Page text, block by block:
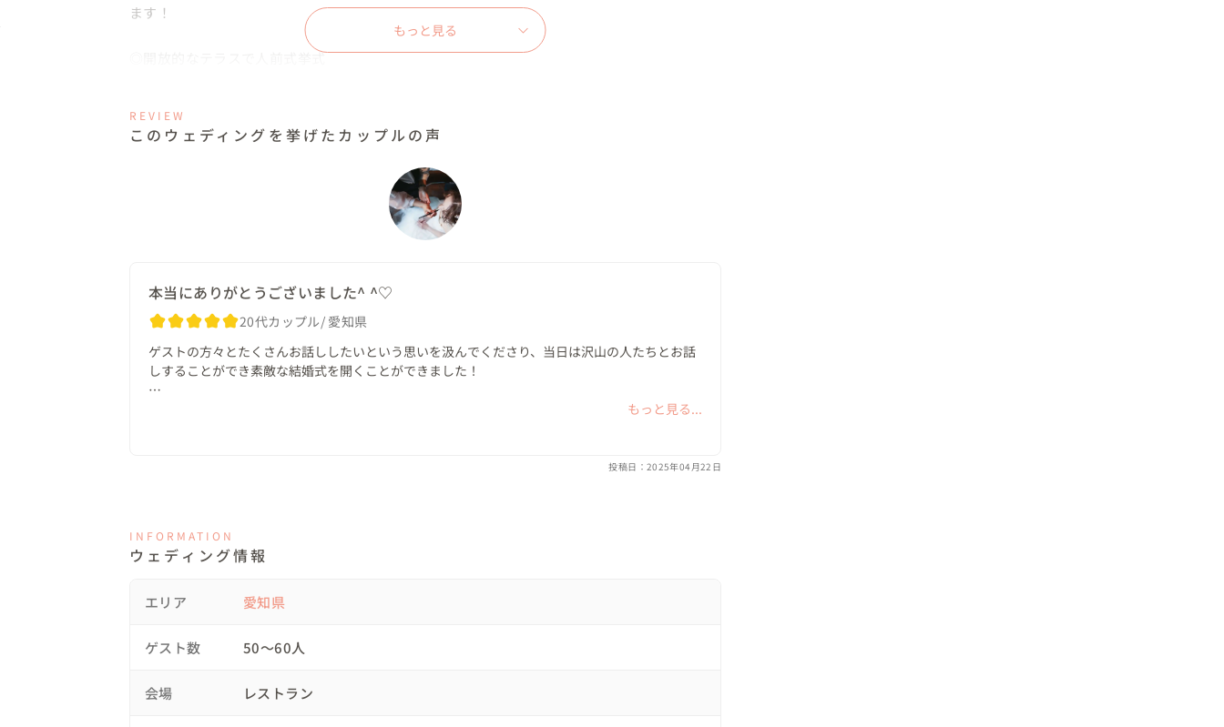
ます！
◎開放的なテラスで人前式挙式
うプログラムでテラスの時間を組みました。
人前式挙式ではテーマの「ビーチ」にちなんで「サンドセレモニー 」をチョイス。ゲストから
おふたりへの応援メッセージを込めた砂の模様の上に、おふたりの砂をのせて完成！ この砂の
模様はウェディング当日に、このゲストとおふたりでしか作り出せない唯一無二の記憶に残る
また結婚式の退場時には、かねてからご新婦の夢であった「クローズドキス」を。この演出は
ただ選んだ会場はガラス張りでとても開放的なところが魅力である反面、クローズドキスにマ
ストな扉がなく、それゆえ扉を閉めることができません。そこで、、、
テーマ「ビーチ」にちなんだベージュカラーの布を使ってクローズドキスのための扉を出現さ
に、大いに（しつこい？）盛り上がり、意気揚々とウェディングパーティに突入しました。
ウェディングパーティではおふたり手作りのオープニング・プロフィールムービーからスター
ト。テンポよく乾杯まで進めたあとは、お待ちかねのお食事タイムです＾＾
おふたりはゲストの方にあまり緊張を強いるのは好きでない考えから、とにかくリラックスし
提案しました。
これはゲストテーブル1つずつにご挨拶に行った新郎新婦が、そのまましばらくそのテーブル
もっと見る
REVIEW
このウェディングを挙げたカップルの声
本当にありがとうございました^ ^♡
20代カップル 愛知県
ゲストの方々とたくさんお話ししたいという思いを汲んでくださり、当日は沢山の人たちとお話
しすることができ素敵な結婚式を開くことができました！
新郎新婦が各ゲストテーブルでゲストと一緒に食事をするという演出では、ゲストからは「なん
もっと見る...
投稿日：2025年04月22日
INFORMATION
ウェディング情報
エリア 愛知県
ゲスト数 50〜60人
会場 レストラン